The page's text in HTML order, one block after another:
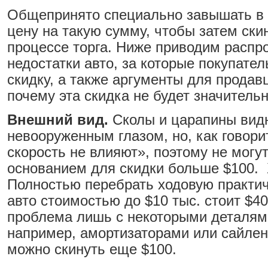
Общепринято специально завышать в
цену на такую сумму, чтобы затем
процессе торга. Ниже приводим
недостатки авто, за которые
скидку, а также аргументы для
почему эта скидка не будет
Внешний вид. Сколы и царапины
невооруженным глазом, но, как
скорость не влияют», поэтому не
основанием для скидки больше $100.
Полностью перебрать ходовую
авто стоимостью до $10 тыс. стоит
проблема лишь с некоторыми
например, амортизаторами или
можно скинуть еще $100.